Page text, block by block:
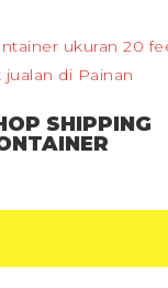
SHIPPING